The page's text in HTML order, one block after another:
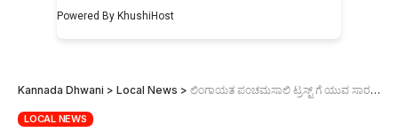
Kannada Dhwani > Local News > ಲಿಂಗಾಯತ ಪಂಚಮಸಾಲಿ ಟ್ರಸ್ಟ್ ಗೆ ಯುವ ಸಾರಥ್ಯ : ಅಧ್ಯಕ್ಷರಾಗಿ ಕಾಶಪ್ಪನವರ, ಮೆಣಸಿನಕಾಯಿ ಕಾರ್ಯಾಧ್ಯಕ್ಷ
LOCAL NEWS
Powered By KhushiHost